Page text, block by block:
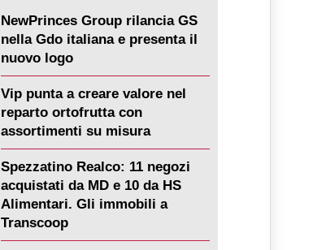
NewPrinces Group rilancia GS
nella Gdo italiana e presenta il
nuovo logo
Vip punta a creare valore nel
reparto ortofrutta con
assortimenti su misura
Spezzatino Realco: 11 negozi
acquistati da MD e 10 da HS
Alimentari. Gli immobili a
Transcoop